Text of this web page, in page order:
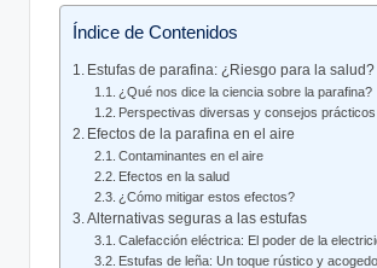
Índice de Contenidos
Estufas⁤ de parafina: ¿Riesgo para la salud?
¿Qué nos dice la ciencia sobre la parafina?
Perspectivas⁤ diversas y consejos prácticos
Efectos de la parafina en ⁢el ⁣aire
Contaminantes ‌en el aire
Efectos en la salud
¿Cómo mitigar estos efectos?
Alternativas seguras a las estufas
Calefacción eléctrica: El poder de la
Estufas de leña: Un toque rústico y